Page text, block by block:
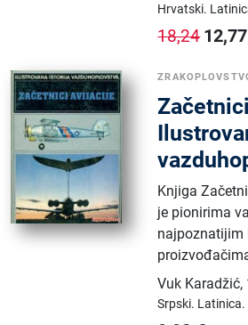
Hrvatski.
18,24 12,77
Knjiga
je pionirima
najpoznatijim
Vuk Karadžić,
Srpski. Latinica.